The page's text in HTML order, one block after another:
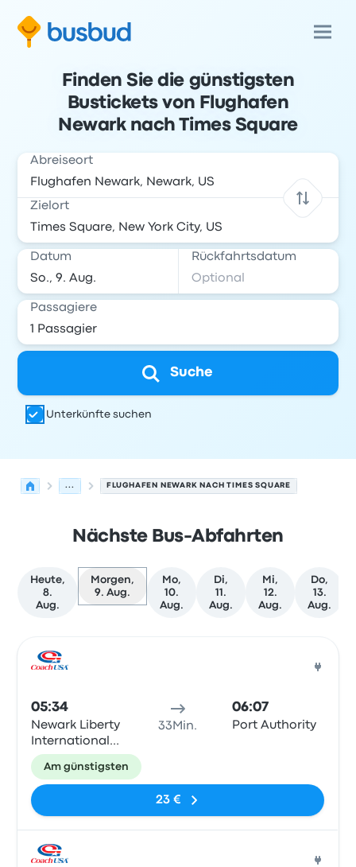
Finden Sie die günstigsten
Bustickets von Flughafen
Newark nach Times Square
Abreiseort
Zielort
Datum Rückfahrtsdatum
Passagiere
Suche
Unterkünfte suchen
... FLUGHAFEN NEWARK NACH TIMES SQUARE
Nächste Bus-Abfahrten
Heute,
8.
Aug.
Morgen,
9. Aug.
Mo,
10.
Aug.
Di,
11.
Aug.
Mi,
12.
Aug.
Do,
13.
Aug.
05:34
Newark Liberty
International
Airport
Terminal B
33Min.
06:07
Port Authority
Am günstigsten
23 €